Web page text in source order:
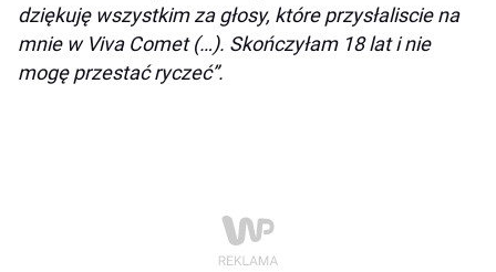
dziękuję wszystkim za głosy, które przysłaliscie na
mnie w Viva Comet (…). Skończyłam 18 lat i nie
mogę przestać ryczeć”.